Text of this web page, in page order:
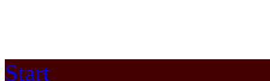
Start